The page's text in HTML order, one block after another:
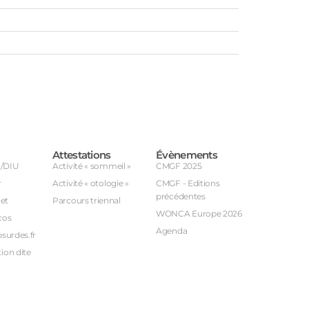
DIU
dite
Attestations
Activité « sommeil »
Activité « otologie »
Parcours triennal
Évènements
CMGF 2025
CMGF - Editions
précédentes
WONCA Europe 2026
Agenda